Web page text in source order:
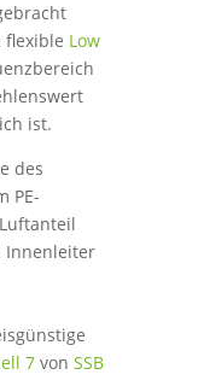
flexible Low
ist.
des
PE-
Innenleiter
7 vonSSB